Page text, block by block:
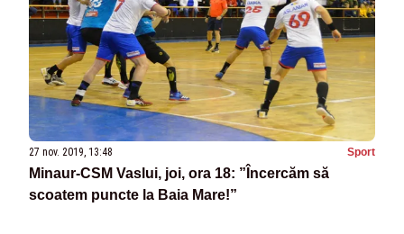
27 nov. 2019, 13:48 Sport
Minaur-CSM Vaslui, joi, ora 18: ”Încercăm să
scoatem puncte la Baia Mare!”